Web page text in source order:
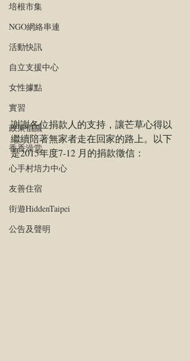
培根市集
NGO網絡串連
活動快訊
自立支援中心
女性據點
實習
政策倡議
香香澡堂
心手村培力中心
友善住宿
街遊HiddenTaipei
公告及聲明
謝謝各位捐款人的支持，讓芒草心得以
繼續陪著無家者走在回家的路上。以下
是2015年度7-12 月的捐款徵信：